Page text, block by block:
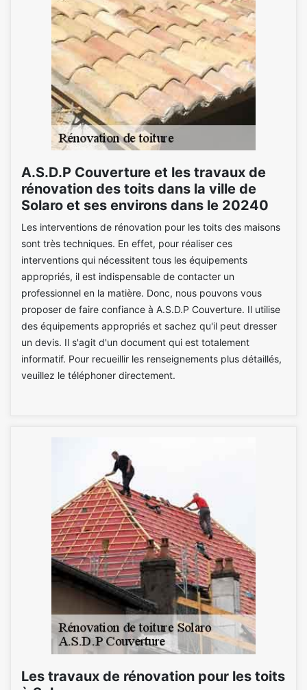
A.S.D.P Couverture et les travaux de
rénovation des toits dans la ville de
Solaro et ses environs dans le 20240
Les interventions de rénovation pour les toits des maisons
sont très techniques. En effet, pour réaliser ces
interventions qui nécessitent tous les équipements
appropriés, il est indispensable de contacter un
professionnel en la matière. Donc, nous pouvons vous
proposer de faire confiance à A.S.D.P Couverture. Il utilise
des équipements appropriés et sachez qu'il peut dresser
un devis. Il s'agit d'un document qui est totalement
informatif. Pour recueillir les renseignements plus détaillés,
veuillez le téléphoner directement.
Les travaux de rénovation pour les toits